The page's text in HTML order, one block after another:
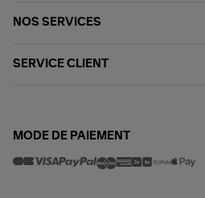
NOS SERVICES
SERVICE CLIENT
MODE DE PAIEMENT